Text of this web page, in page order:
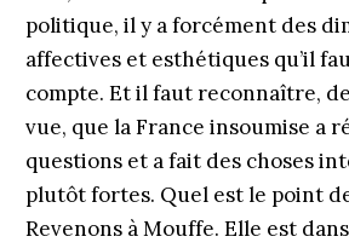
politique, il y a forcément des
affectives et esthétiques qu’il
compte. Et il faut reconnaître,
vue, que la France insoumise a
questions et a fait des choses
plutôt fortes. Quel est le point
Revenons à Mouffe. Elle est